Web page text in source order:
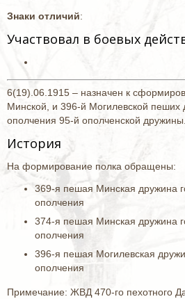
Знаки отличий:
Участвовал в боевых
6(19).06.1915 – назначен к
Минской, и 396-й Могилевской пеших
ополчения 95-й ополченской
История
На формирование полка обращены:
369-я пешая Минская дружина
ополчения
374-я пешая Минская дружина
ополчения
396-я пешая Могилевская
ополчения
Примечание: ЖВД 470-го пехотного